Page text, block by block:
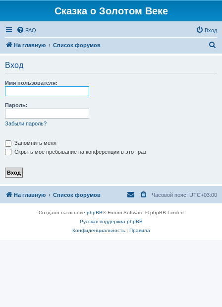
Сказка о Золотом Веке
FAQ Вход
На главную Список форумов
Вход
Имя пользователя:
Пароль:
Забыли пароль?
Запомнить меня
Скрыть моё пребывание на конференции в этот раз
На главную Список форумов Часовой пояс: UTC+03:00
Создано на основе phpBB® Forum Software © phpBB Limited
Русская поддержка phpBB
Конфиденциальность| Правила